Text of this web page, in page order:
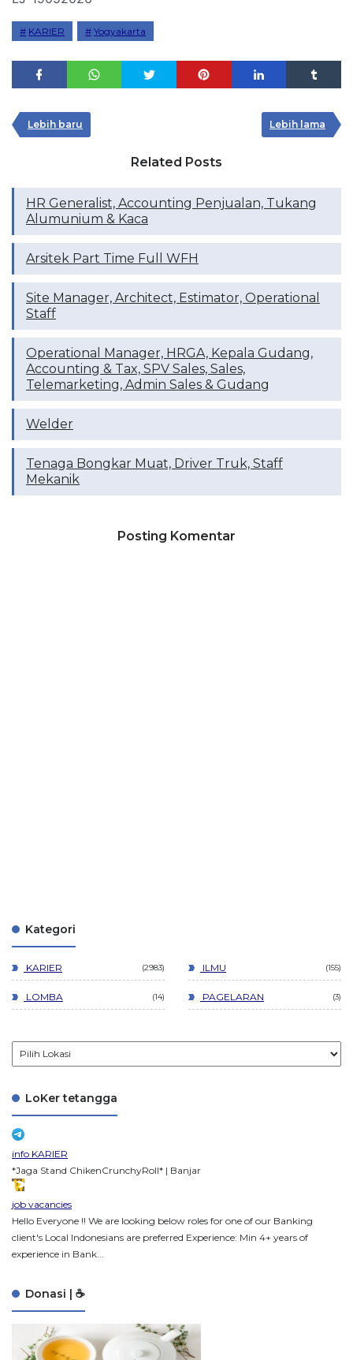
KARIER Yogyakarta
Lebih baru Lebih lama
Related Posts
HR Generalist, Accounting Penjualan, Tukang
Alumunium & Kaca
Arsitek Part Time Full WFH
Site Manager, Architect, Estimator, Operational
Staff
Operational Manager, HRGA, Kepala Gudang,
Accounting & Tax, SPV Sales, Sales,
Telemarketing, Admin Sales & Gudang
Welder
Tenaga Bongkar Muat, Driver Truk, Staff
Mekanik
Posting Komentar
Kategori
KARIER 2983 ILMU 155
LOMBA 14 PAGELARAN 3
LoKer tetangga
info KARIER
*Jaga Stand ChikenCrunchyRoll* | Banjar
job vacancies
Hello Everyone !! We are looking below roles for one of our Banking
client's Local Indonesians are preferred Experience: Min 4+ years of
experience in Bank...
Donasi | ☕